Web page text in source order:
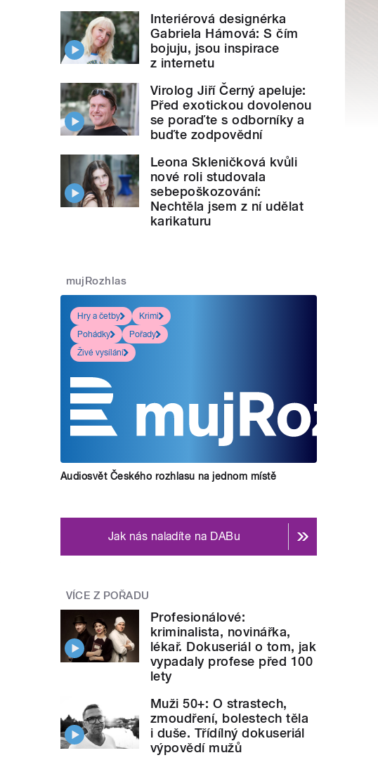
Interiérová designérka
Gabriela Hámová: S čím
bojuju, jsou inspirace
z internetu
Virolog Jiří Černý apeluje:
Před exotickou dovolenou
se poraďte s odborníky a
buďte zodpovědní
Leona Skleničková kvůli
nové roli studovala
sebepoškozování:
Nechtěla jsem z ní udělat
karikaturu
mujRozhlas
Hry a četby
Krimi
Pohádky
Pořady
Živé vysílání
Audiosvět Českého rozhlasu na jednom místě
Jak nás naladíte na DABu
VÍCE Z POŘADU
Profesionálové:
kriminalista, novinářka,
lékař. Dokuseriál o tom, jak
vypadaly profese před 100
lety
Muži 50+: O strastech,
zmoudření, bolestech těla
i duše. Třídílný dokuseriál
výpovědí mužů